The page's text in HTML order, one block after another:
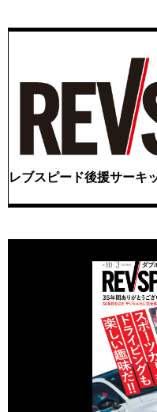
レブスピード後援サーキ